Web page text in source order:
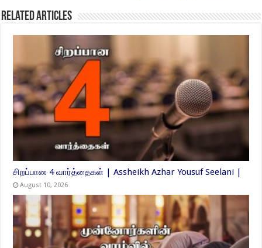
Related Articles
சிறப்பான 4 வார்த்தைகள் | Assheikh Azhar Yousuf Seelani |
August 10, 2026